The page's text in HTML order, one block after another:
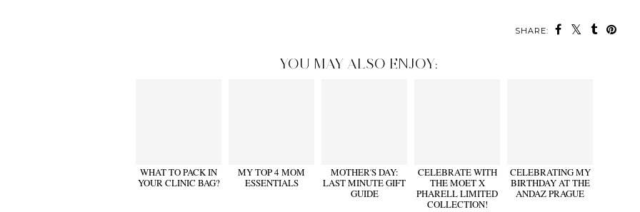
SHARE:
YOU MAY ALSO ENJOY:
WHAT TO PACK IN
YOUR CLINIC BAG?
MY TOP 4 MOM
ESSENTIALS
MOTHER'S DAY:
LAST MINUTE GIFT
GUIDE
CELEBRATE WITH
THE MOET X
PHARELL LIMITED
COLLECTION!
CELEBRATING MY
BIRTHDAY AT THE
ANDAZ PRAGUE